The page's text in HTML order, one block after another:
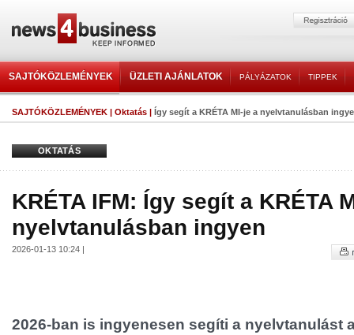
SAJTÓKÖZLEMÉNYEK ÜZLETI AJÁNLATOK PÁLYÁZATOK TIPPEK
SAJTÓKÖZLEMÉNYEK | Oktatás | Így segít a KRÉTA MI-je a nyelvtanulásban
OKTATÁS
KRÉTA IFM: Így segít a KRÉTA
nyelvtanulásban ingyen
2026-01-13 10:24 |
2026-ban is ingyenesen segíti a nyelvtanulást